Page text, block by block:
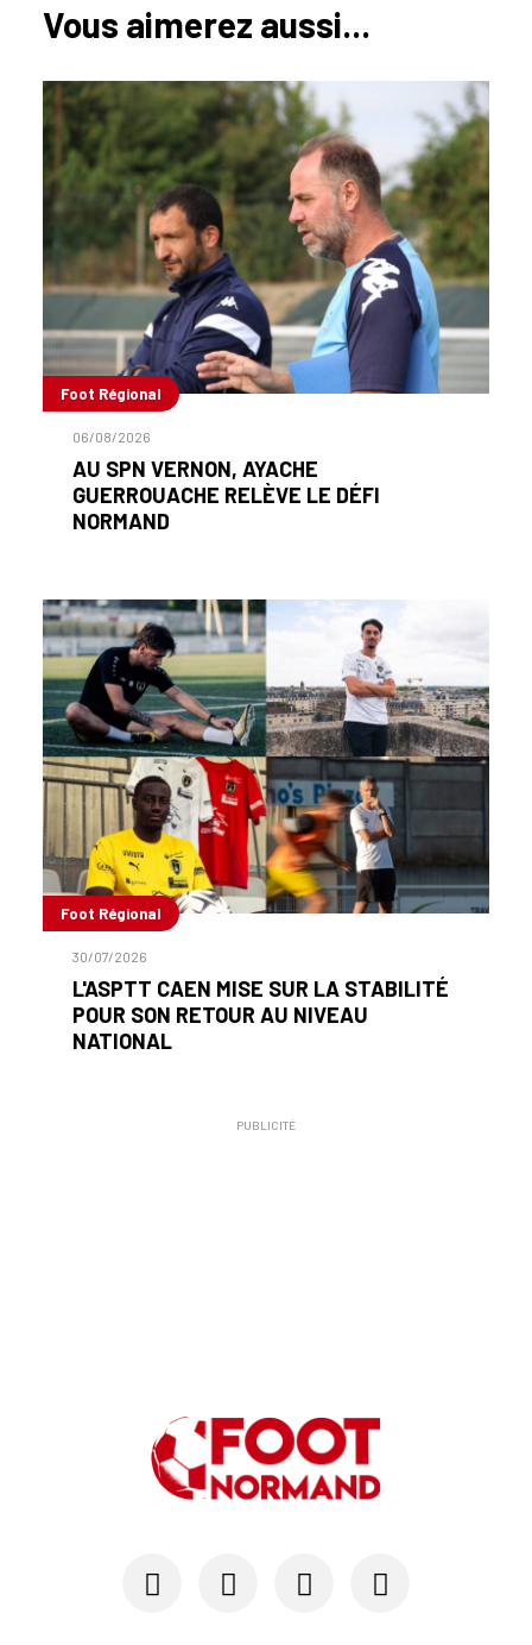
Vous aimerez aussi...
Foot Régional
06/08/2026
AU SPN VERNON, AYACHE
GUERROUACHE RELÈVE LE DÉFI
NORMAND
Foot Régional
30/07/2026
L'ASPTT CAEN MISE SUR LA STABILITÉ
POUR SON RETOUR AU NIVEAU
NATIONAL
PUBLICITÉ